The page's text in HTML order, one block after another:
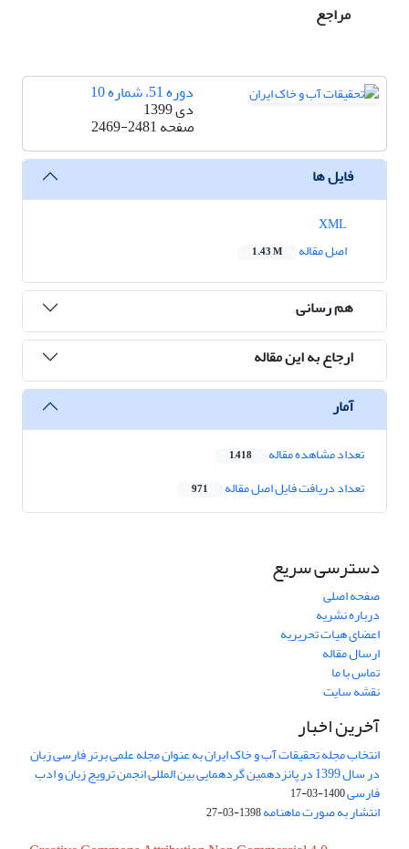
مراجع
دوره 51، شماره 10
دی 1399
صفحه2469-2481
فایل ها
اصل مقاله
1.43 M
هم رسانی
ارجاع به این مقاله
آمار
تعداد مشاهده مقاله 1,418
تعداد دریافت فایل اصل مقاله 971
دسترسی سریع
صفحه اصلی
درباره نشریه
اعضای هیات تحریریه
ارسال مقاله
تماس با ما
نقشه سایت
آخرین اخبار
انتخاب مجله تحقیقات آب و خاک ایران به عنوان مجله علمی برتر فارسی زبان
در سال 1399 در پانزدهمین گردهمایی بین المللی انجمن ترویج زبان و ادب
فارسی1400-03-17
انتشار به صورت ماهنامه1398-03-27